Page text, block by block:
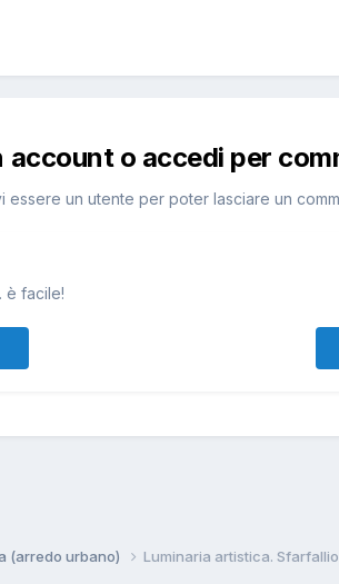
account o accedi per
essere un utente per poter lasciare un
è facile!
(arredo urbano) Luminaria artistica.